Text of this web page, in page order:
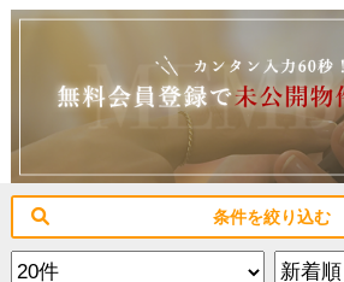
条件を絞り込む